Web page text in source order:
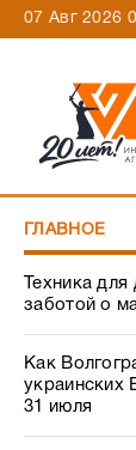
07 Авг 2026
ГЛАВНОЕ
Техника
заботой о
Как
украинских
31 июля